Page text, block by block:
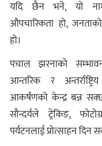
यदि छैन भने, यो
औपचारिकता हो,
हो।
पचाल झरनाको
आन्तरिक र
आकर्षणको केन्द्र बन्न
सौन्दर्यले ट्रेकिङ,
पर्यटनलाई प्रोत्साहन दिन